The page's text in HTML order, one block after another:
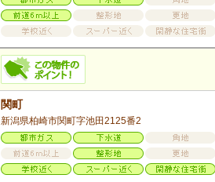
関町
新潟県柏崎市関町字池田2125番2